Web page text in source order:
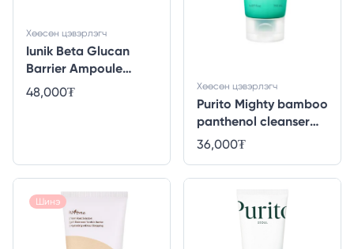
Iunik Beta Glucan
Barrier Ampoule
Cleanser
Хөөсөн цэвэрлэгч
48,000₮
Purito Mighty bamboo
panthenol cleanser
150ml
Хөөсөн цэвэрлэгч
36,000₮
Шинэ